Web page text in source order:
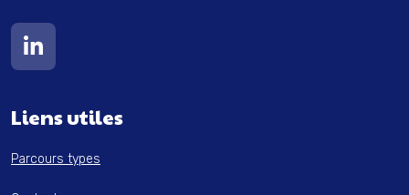
Lien vers notre page Linkedin
Liens utiles
Parcours types